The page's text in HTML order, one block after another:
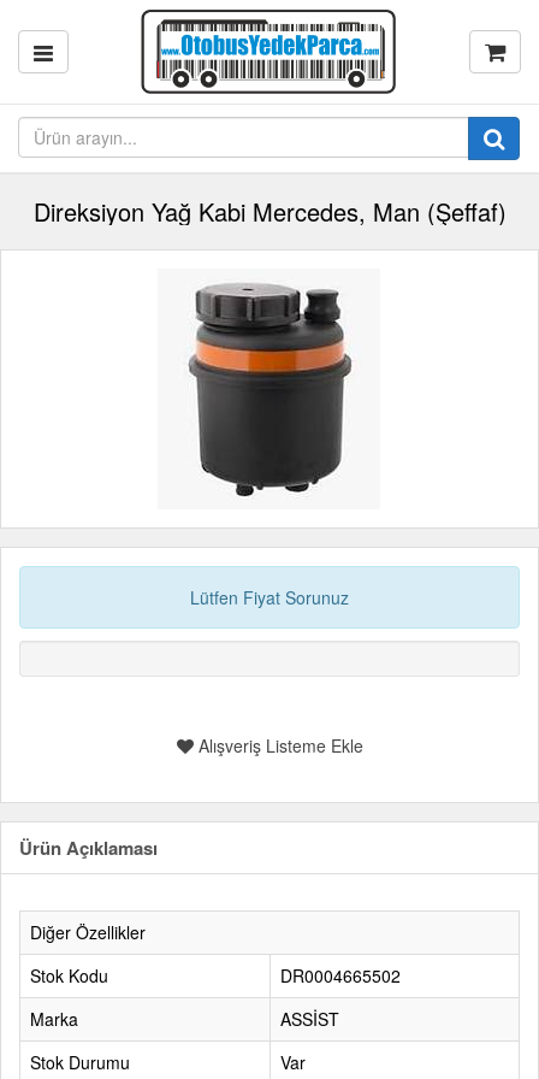
Direksiyon Yağ Kabi Mercedes, Man (Şeffaf)
Lütfen Fiyat Sorunuz
Alışveriş Listeme Ekle
Ürün Açıklaması
Diğer Özellikler
Stok Kodu
DR0004665502
Marka
ASSİST
Stok Durumu
Var